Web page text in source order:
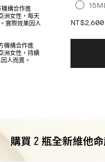
構合作進
洲女性，每天
實際效果因人
機構合作進
洲女性，持續
人而異。
15ML
NT$2,600